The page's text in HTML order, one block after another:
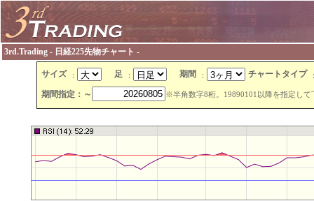
3rd.Trading - 日経225先物チャート -
サイズ ： 足 ： 期間 ： チャートタイプ
期間指定：～ ※半角数字8桁。19890101以降を指定して